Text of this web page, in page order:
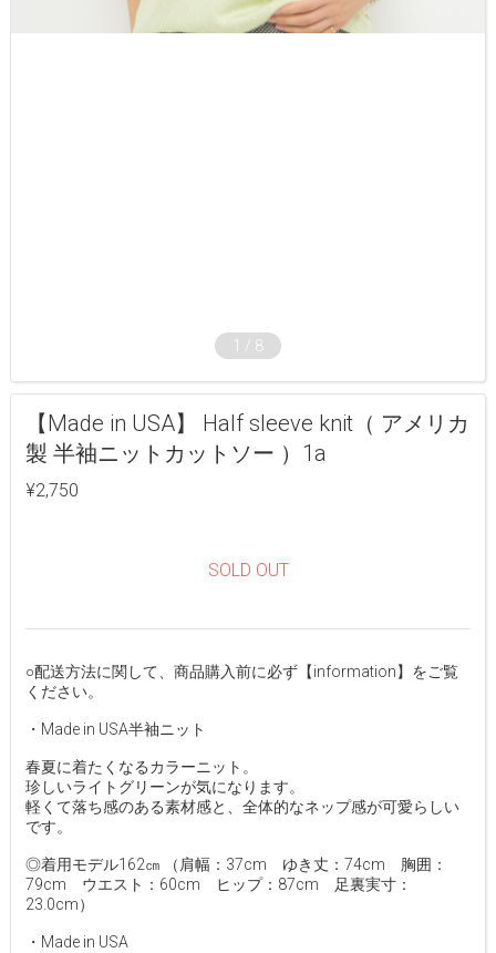
1 / 8
【Made in USA】 Half sleeve knit（ アメリカ
製 半袖ニットカットソー ）1a
¥2,750
SOLD OUT
○配送方法に関して、商品購入前に必ず【information】をご覧
ください。
・Made in USA半袖ニット
春夏に着たくなるカラーニット。
珍しいライトグリーンが気になります。
軽くて落ち感のある素材感と、全体的なネップ感が可愛らしい
です。
◎着用モデル162㎝ （肩幅：37cm ゆき丈：74cm 胸囲：
79cm ウエスト：60cm ヒップ：87cm 足裏実寸：
23.0cm）
・Made in USA